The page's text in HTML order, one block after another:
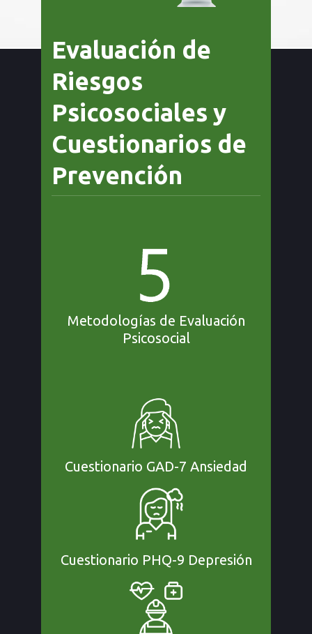
Evaluación de
Riesgos
Psicosociales y
Cuestionarios de
Prevención
Metodologías de Evaluación
Psicosocial
Cuestionario GAD-7 Ansiedad
Cuestionario PHQ-9 Depresión